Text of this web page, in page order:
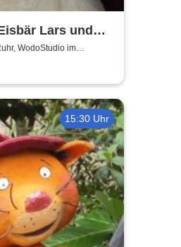
Lars und
WodoStudio im
15:30 Uhr